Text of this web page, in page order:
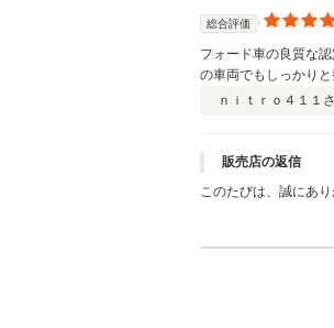
総合評価
フォード車の良質な
の車両でもしっかりと
ｎｉｔｒｏ４１１
販売店の返信
このたびは、誠にあ